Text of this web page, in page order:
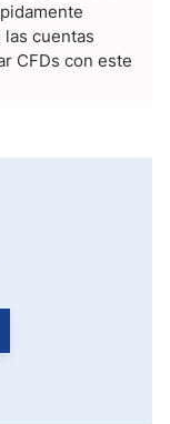
las cuentas
CFDs con este